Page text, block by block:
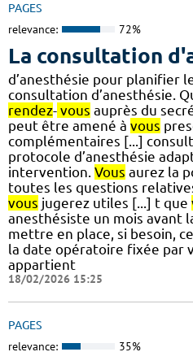
PAGES
relevance: 72%
La consultation
d’anesthésie pour planifier
consultation d’anesthésie.
rendez- vous auprès du
peut être amené à vous
complémentaires [...]
protocole d’anesthésie
intervention. Vous aurez la
toutes les questions
vous jugerez utiles [...] t que
anesthésiste un mois avant
mettre en place, si besoin,
la date opératoire fixée par
appartient
18/02/2026 15:25
PAGES
relevance: 35%